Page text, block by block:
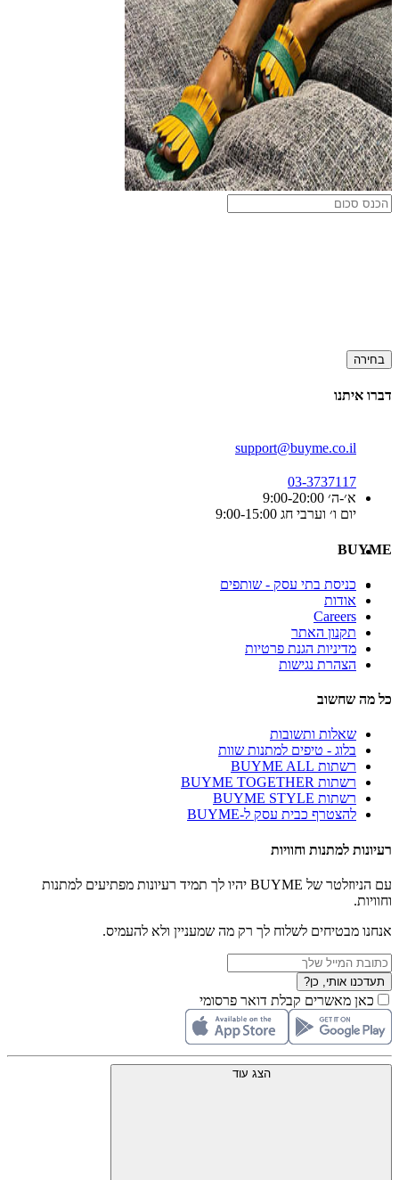
בחירה
דברו איתנו
support@buyme.co.il
03-3737117
א׳-ה׳ 9:00-20:00
יום ו׳ וערבי חג 9:00-15:00
BUYME
כניסת בתי עסק - שותפים
אודות
Careers
תקנון האתר
מדיניות הגנת פרטיות
הצהרת נגישות
כל מה שחשוב
שאלות ותשובות
בלוג - טיפים למתנות שוות
רשתות BUYME ALL
רשתות BUYME TOGETHER
רשתות BUYME STYLE
להצטרף כבית עסק ל-BUYME
רעיונות למתנות וחוויות
עם הניוזלטר של BUYME יהיו לך תמיד רעיונות מפתיעים למתנות
וחוויות.
אנחנו מבטיחים לשלוח לך רק מה שמעניין ולא להעמיס.
תעדכנו אותי, כן?
כאן מאשרים קבלת דואר פרסומי
הצג עוד